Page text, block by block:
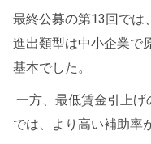
最終公募の第13回では
進出類型は中小企業で
基本でした。
一方、最低賃金引上
では、より高い補助率